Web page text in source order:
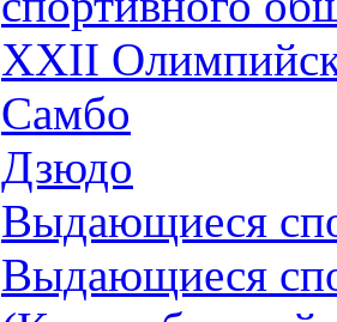
XXII
Самбо
Дзюдо
Выдающиеся
Выдающиеся